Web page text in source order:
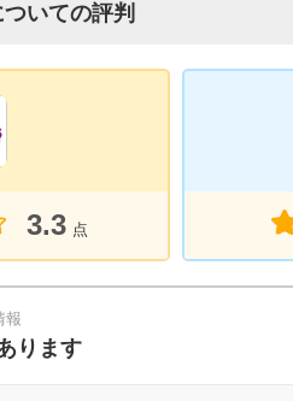
いての評判
3.3 点
報
ります